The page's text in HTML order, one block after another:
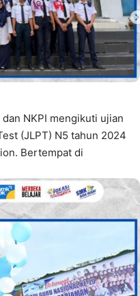
NKPI mengikuti ujian
(JLPT) N5 tahun 2024
Bertempat di